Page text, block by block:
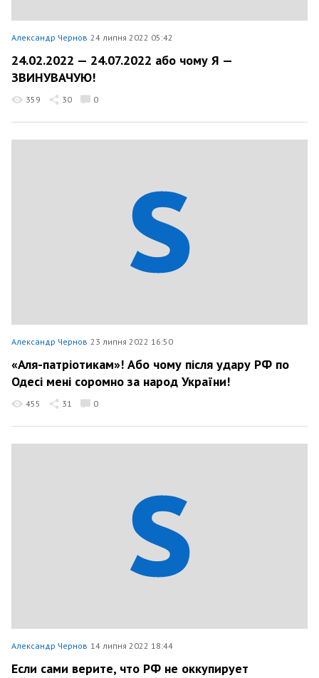
Александр Чернов 24 липня 2022 05:42
24.02.2022 — 24.07.2022 або чому Я —
ЗВИНУВАЧУЮ!
359 30 0
Александр Чернов 23 липня 2022 16:50
«Аля-патріотикам»! Або чому після удару РФ по
Одесі мені соромно за народ України!
455 31 0
Александр Чернов 14 липня 2022 18:44
Если сами верите, что РФ не оккупирует